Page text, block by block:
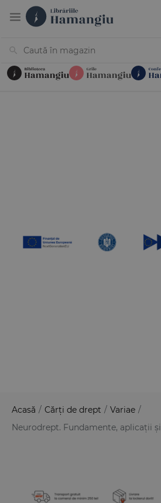
Acasă / Cărți de drept / Variae /
Neurodrept. Fundamente, aplicații